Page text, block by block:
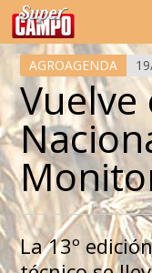
Temas de hoy
AGROAGENDA
La 13º